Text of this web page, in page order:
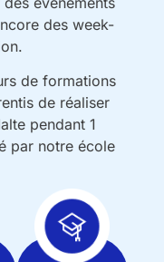
des week-
de formations
de réaliser
pendant 1
par notre école